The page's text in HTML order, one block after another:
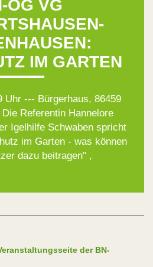
OG VG
IM GARTEN
Uhr --- Bürgerhaus, 86459
Referentin Hannelore
Igelhilfe Schwaben spricht
im Garten - was können
dazu beitragen" ,
der BN-